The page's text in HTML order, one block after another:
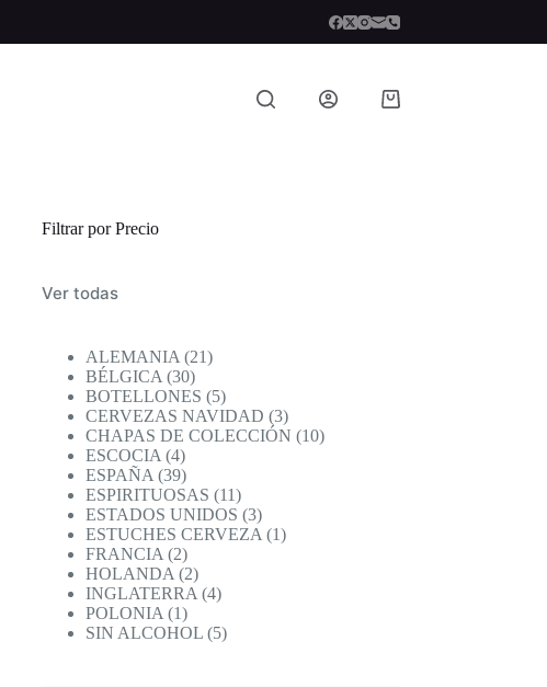
Carro
Filtrar por Precio
Ver todas
ALEMANIA 2121
BÉLGICA 3030
productos
BOTELLONES 55
productos
CERVEZAS NAVIDAD 33
productos
CHAPAS DE COLECCIÓN 1010
ESCOCIA 44
productos
ESPAÑA 3939
productos
ESPIRITUOSAS 1111
productos
ESTADOS UNIDOS 33
productos
ESTUCHES CERVEZA 11
FRANCIA 22
productos
HOLANDA 22
productos
INGLATERRA 44
POLONIA 11
producto
SIN ALCOHOL 55